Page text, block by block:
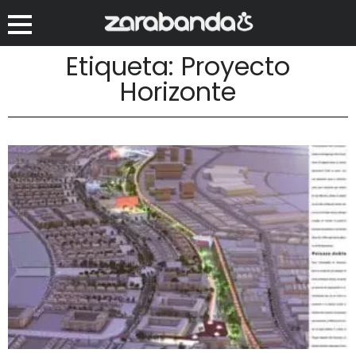
Etiqueta: Proyecto
Horizonte